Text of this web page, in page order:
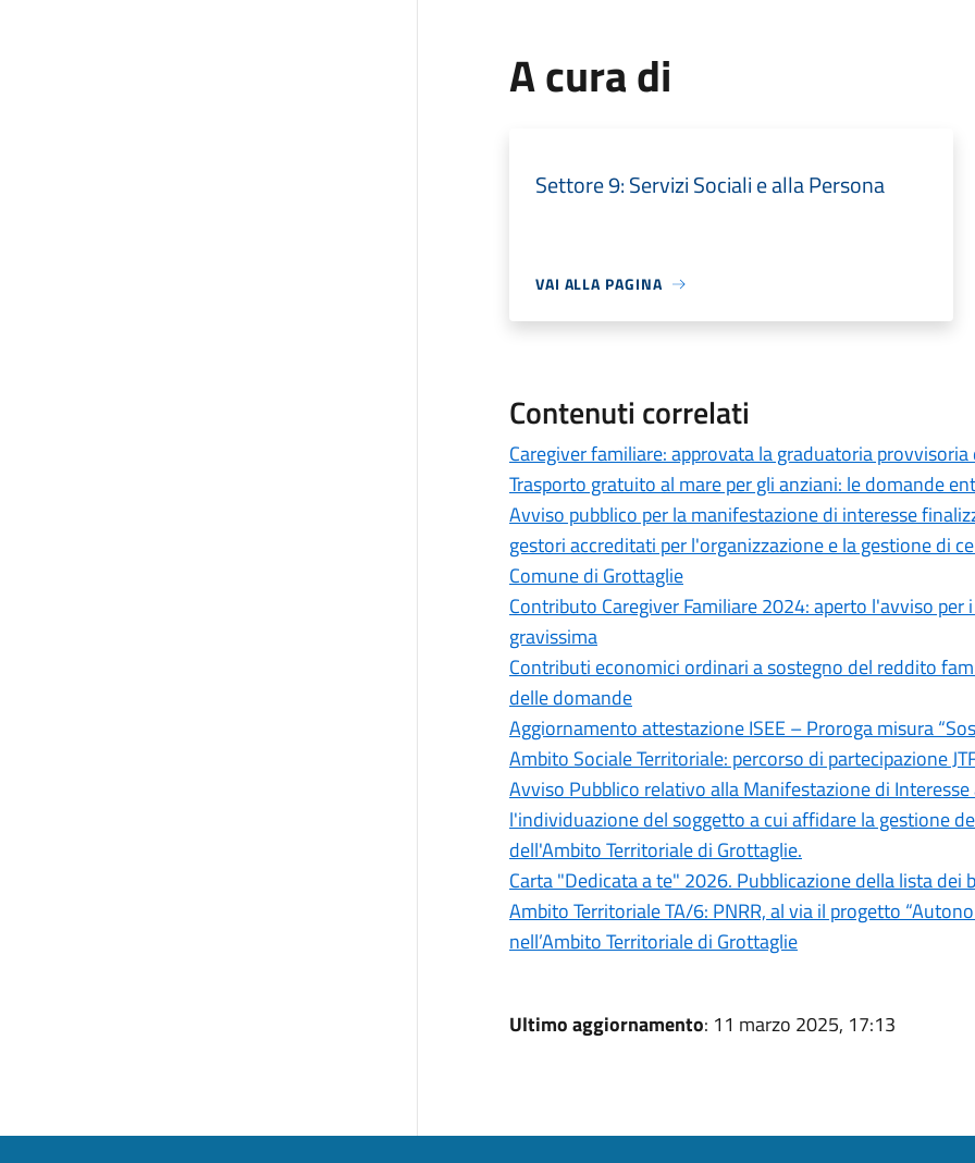
A cura di
Settore 9: Servizi Sociali e alla Persona
VAI ALLA PAGINA
Contenuti correlati
Caregiver familiare: approvata la graduatoria
Trasporto gratuito al mare per gli anziani: le domande
Avviso pubblico per la manifestazione di interesse
gestori accreditati per l'organizzazione e la gestione di
Comune di Grottaglie
Contributo Caregiver Familiare 2024: aperto l'avviso
gravissima
Contributi economici ordinari a sostegno del reddito
delle domande
Aggiornamento attestazione ISEE – Proroga misura
Ambito Sociale Territoriale: percorso di partecipazione
Avviso Pubblico relativo alla Manifestazione di
l'individuazione del soggetto a cui affidare la gestione
dell'Ambito Territoriale di Grottaglie.
Carta "Dedicata a te" 2026. Pubblicazione della lista dei
Ambito Territoriale TA/6: PNRR, al via il progetto
nell’Ambito Territoriale di Grottaglie
Ultimo aggiornamento: 11 marzo 2025, 17:13